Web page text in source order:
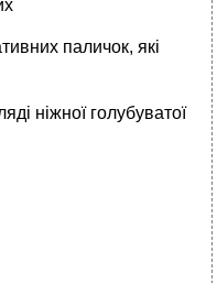
паличок, які
ніжної голубуватої